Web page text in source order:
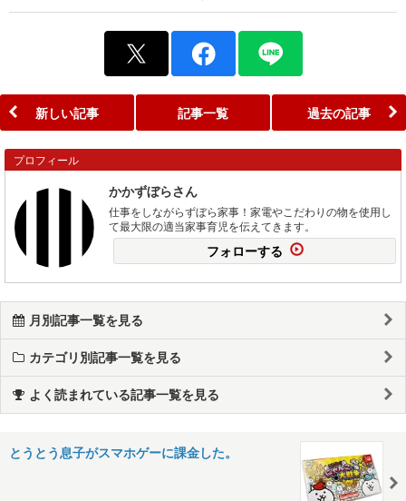
新しい記事 記事一覧 過去の記事
プロフィール
かかずぼらさん
仕事をしながらずぼら家事！家電やこだわりの物を使用し
て最大限の適当家事育児を伝えてきます。
フォローする
月別記事一覧を見る
カテゴリ別記事一覧を見る
よく読まれている記事一覧を見る
とうとう息子がスマホゲーに課金した。